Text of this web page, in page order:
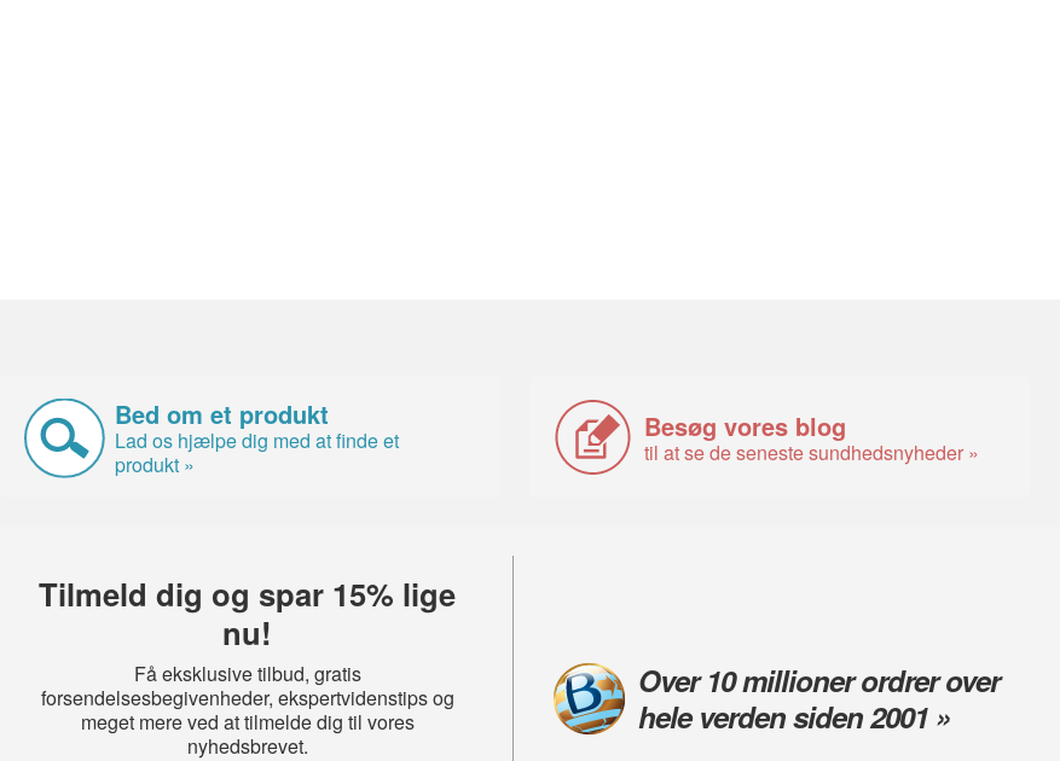
Bed om et produkt
Lad os hjælpe dig med at finde et
produkt »
Besøg vores blog
til at se de seneste sundhedsnyheder »
Tilmeld dig og spar 15% lige
nu!
Få eksklusive tilbud, gratis
forsendelsesbegivenheder, ekspertvidenstips og
meget mere ved at tilmelde dig til vores
nyhedsbrevet.
Over 10 millioner ordrer over
hele verden siden 2001 »